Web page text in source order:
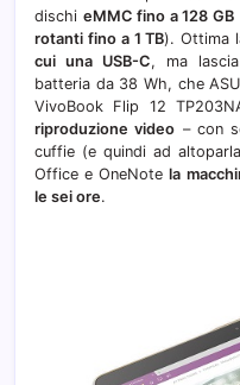
dischi eMMC fino a 128 GB
rotanti fino a 1 TB). Ottima
cui una USB-C, ma
batteria da 38 Wh, che
VivoBook Flip 12
riproduzione video – con
cuffie (e quindi ad
Office e OneNote la
le sei ore.